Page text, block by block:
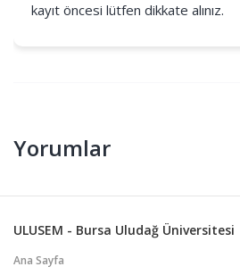
kayıt öncesi lütfen dikkate alınız.
Yorumlar
ULUSEM - Bursa Uludağ Üniversitesi
Ana Sayfa